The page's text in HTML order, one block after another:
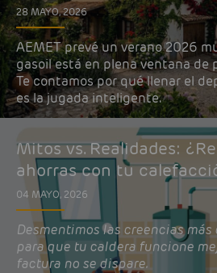
28 MAYO, 2026
AEMET prevé un verano 2026
gasoil está en plena ventana de
Te contamos por qué llenar el
es la jugada inteligente.
Mitos vs. Realidades:
ahorras con tu
04 MAYO, 2026
Desmentimos las creencias más
para que tu caldera funcione
factura no se dispare.